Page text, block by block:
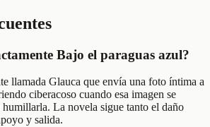
Bajo el paraguas azul?
llamada Glauca que envía una foto íntima a
ciberacoso cuando esa imagen se
humillarla. La novela sigue tanto el daño
y salida.